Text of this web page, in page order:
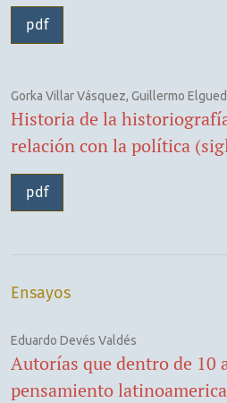
pdf
Gorka Villar Vásquez, Guillermo
Historia de la
relación con la política
pdf
Ensayos
Eduardo Devés Valdés
Autorías que dentro de 10
pensamiento